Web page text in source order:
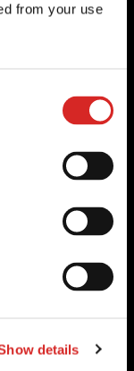
from your use
details